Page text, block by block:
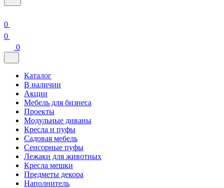
0
0
0
Каталог
В наличии
Акции
Мебель для бизнеса
Проекты
Модульные диваны
Кресла и пуфы
Садовая мебель
Сенсорные пуфы
Лежаки для животных
Кресла мешки
Предметы декора
Наполнитель